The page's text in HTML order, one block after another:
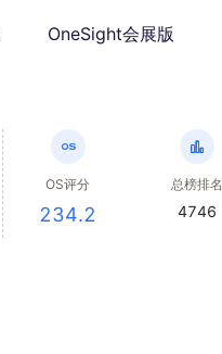
OneSight会展版
OS评分
234.2
总榜排名
4746